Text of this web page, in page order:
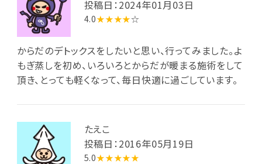
投稿日：2024年01月03日
4.0★★★★☆
からだのデトックスをしたいと思い、行ってみました。よ
もぎ蒸しを初め、いろいろとからだが暖まる施術をして
頂き、とっても軽くなって、毎日快適に過ごしています。
たえこ
投稿日：2016年05月19日
5.0★★★★★